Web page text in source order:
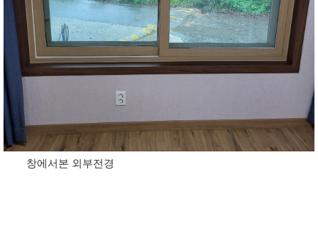
창에서본 외부전경